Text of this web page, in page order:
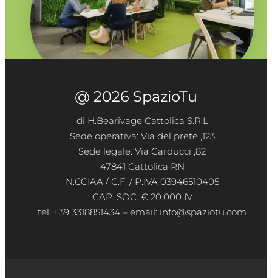
@ 2026 SpazioTu
di H.Bearivage Cattolica S.R.L
Sede operativa: Via del prete ,123
Sede legale: Via Carducci ,82
47841 Cattolica RN
N.CCIAA / C.F. / P.IVA 03946510405
CAP. SOC. € 20.000 IV
tel: +39 3318851434 – email: info@spaziotu.com